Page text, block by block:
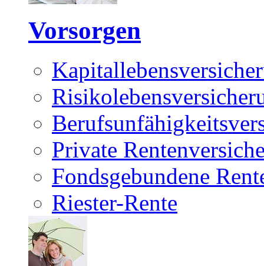
Vorsorgen
Private
Fondsgebundene
Riester-Rente